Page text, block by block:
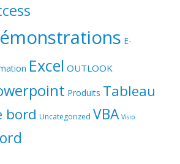
E-
Excel OUTLOOK
Produits Tableau
bord Uncategorized VBA Visio